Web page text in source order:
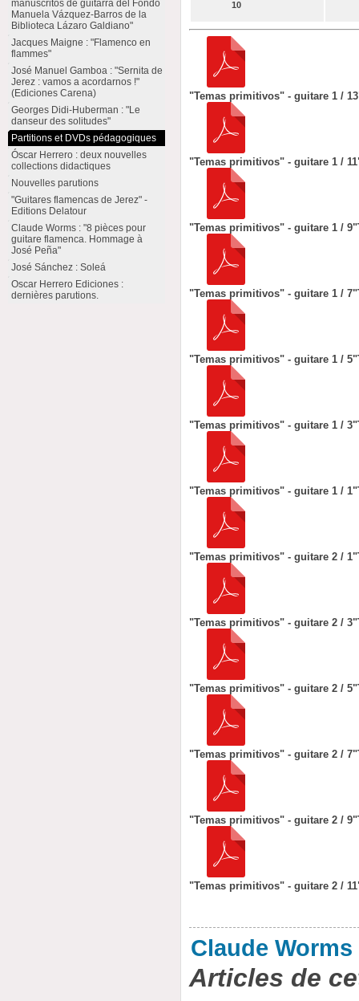
10
"Temas primitivos" - guitare 1 / 13
"Temas primitivos" - guitare 1 / 11
"Temas primitivos" - guitare 1 / 9
"Temas primitivos" - guitare 1 / 7
"Temas primitivos" - guitare 1 / 5
"Temas primitivos" - guitare 1 / 3
"Temas primitivos" - guitare 1 / 1
"Temas primitivos" - guitare 2 / 1
"Temas primitivos" - guitare 2 / 3
"Temas primitivos" - guitare 2 / 5
"Temas primitivos" - guitare 2 / 7
"Temas primitivos" - guitare 2 / 9
"Temas primitivos" - guitare 2 / 11
Claude Worms
Articles de
manuscritos de guitarra del Fondo
Manuela Vázquez-Barros de la
Biblioteca Lázaro Galdiano"
Jacques Maigne : "Flamenco en
flammes"
José Manuel Gamboa : "Sernita de
Jerez : vamos a acordarnos !"
(Ediciones Carena)
Georges Didi-Huberman : "Le
danseur des solitudes"
Partitions et DVDs pédagogiques
Óscar Herrero : deux nouvelles
collections didactiques
Nouvelles parutions
"Guitares flamencas de Jerez" -
Editions Delatour
Claude Worms : "8 pièces pour
guitare flamenca. Hommage à
José Peña"
José Sánchez : Soleá
Oscar Herrero Ediciones :
dernières parutions.